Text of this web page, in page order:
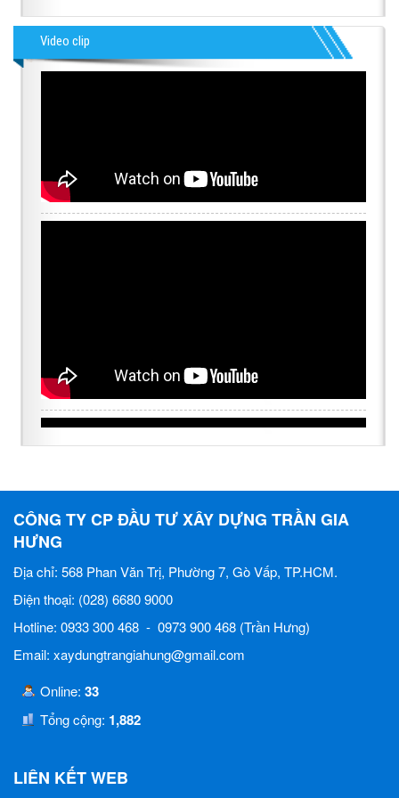
Video clip
CÔNG TY CP ĐẦU TƯ XÂY DỰNG TRẦN GIA
HƯNG
Địa chỉ: 568 Phan Văn Trị, Phường 7, Gò Vấp, TP.HCM.
Điện thoại: (028) 6680 9000
Hotline: 0933 300 468 - 0973 900 468 (Trần Hưng)
Email: xaydungtrangiahung@gmail.com
Online: 33
Tổng cộng: 1,882
LIÊN KẾT WEB